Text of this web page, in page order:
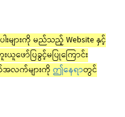
းများကို မည်သည့် Website နှင့်
ယူဖော်ပြခွင့်မပြုကြောင်း
အလက်များကို ဤနေရာတွင်